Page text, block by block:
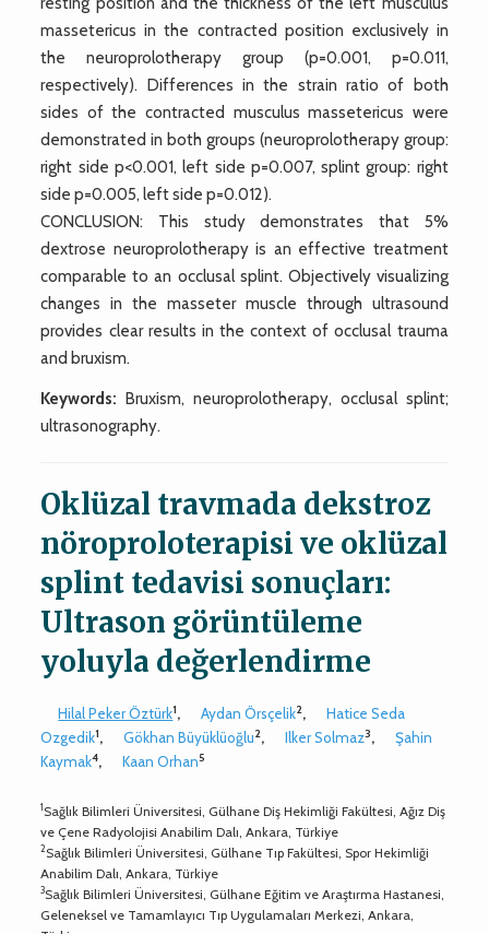
massetericus in the contracted position exclusively in
the neuroprolotherapy group (p=0.001, p=0.011,
respectively). Differences in the strain ratio of both
sides of the contracted musculus massetericus were
demonstrated in both groups (neuroprolotherapy group:
right side p<0.001, left side p=0.007, splint group: right
side p=0.005, left side p=0.012).
CONCLUSION: This study demonstrates that 5%
dextrose neuroprolotherapy is an effective treatment
comparable to an occlusal splint. Objectively visualizing
changes in the masseter muscle through ultrasound
provides clear results in the context of occlusal trauma
and bruxism.
Keywords: Bruxism, neuroprolotherapy, occlusal splint;
ultrasonography.
Oklüzal travmada dekstroz
nöroproloterapisi ve oklüzal
splint tedavisi sonuçları:
Ultrason görüntüleme
yoluyla değerlendirme
Hilal Peker Öztürk1, Aydan Örsçelik2,
Hatice Seda
Ozgedik1, Gökhan Büyüklüoğlu2, Ilker Solmaz3,
Şahin
Kaymak4, Kaan Orhan5
1Sağlık Bilimleri Üniversitesi, Gülhane Diş Hekimliği Fakültesi, Ağız Diş
ve Çene Radyolojisi Anabilim Dalı, Ankara, Türkiye
2Sağlık Bilimleri Üniversitesi, Gülhane Tıp Fakültesi, Spor Hekimliği
Anabilim Dalı, Ankara, Türkiye
3Sağlık Bilimleri Üniversitesi, Gülhane Eğitim ve Araştırma Hastanesi,
Geleneksel ve Tamamlayıcı Tıp Uygulamaları Merkezi, Ankara,